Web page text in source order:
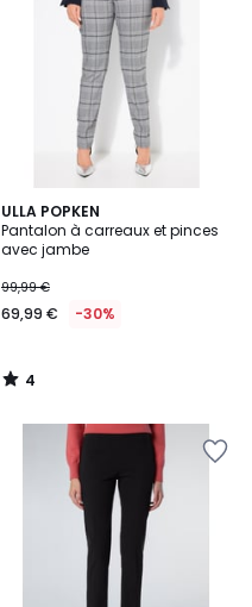
ULLA POPKEN
Pantalon à carreaux et pinces
avec jambe
99,99 €
69,99 € -30%
4
/
5
4
/